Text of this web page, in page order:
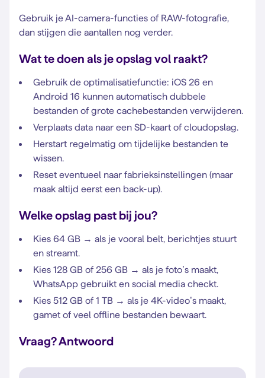
Gebruik je AI-camera-functies of RAW-fotografie,
dan stijgen die aantallen nog verder.
Wat te doen als je opslag vol raakt?
Gebruik de optimalisatiefunctie: iOS 26 en
Android 16 kunnen automatisch dubbele
bestanden of grote cachebestanden verwijderen.
Verplaats data naar een SD-kaart of cloudopslag.
Herstart regelmatig om tijdelijke bestanden te
wissen.
Reset eventueel naar fabrieksinstellingen (maar
maak altijd eerst een back-up).
Welke opslag past bij jou?
Kies 64 GB → als je vooral belt, berichtjes stuurt
en streamt.
Kies 128 GB of 256 GB → als je foto’s maakt,
WhatsApp gebruikt en social media checkt.
Kies 512 GB of 1 TB → als je 4K-video’s maakt,
gamet of veel offline bestanden bewaart.
Vraag? Antwoord